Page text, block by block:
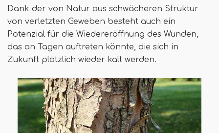
Dank der von Natur aus schwächeren Struktur
von verletzten Geweben besteht auch ein
Potenzial für die Wiedereröffnung des Wunden,
das an Tagen auftreten könnte, die sich in
Zukunft plötzlich wieder kalt werden.